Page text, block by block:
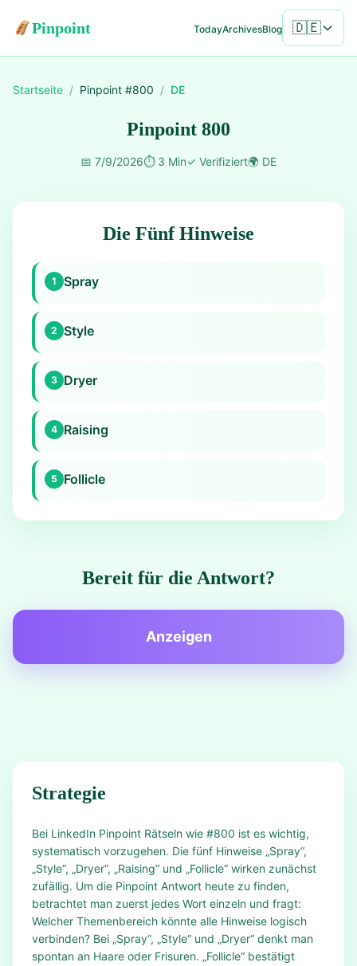
Pinpoint TodayArchivesBlog 🇩🇪
Startseite / Pinpoint #800 / DE
Pinpoint 800
📅 7/9/2026⏱️ 3 Min✓ Verifiziert🌍 DE
Die Fünf Hinweise
1 Spray
2 Style
3 Dryer
4 Raising
5 Follicle
Bereit für die Antwort?
Anzeigen
Strategie
Bei LinkedIn Pinpoint Rätseln wie #800 ist es wichtig,
systematisch vorzugehen. Die fünf Hinweise „Spray“,
„Style“, „Dryer“, „Raising“ und „Follicle“ wirken zunächst
zufällig. Um die Pinpoint Antwort heute zu finden,
betrachtet man zuerst jedes Wort einzeln und fragt:
Welcher Themenbereich könnte alle Hinweise logisch
verbinden? Bei „Spray“, „Style“ und „Dryer“ denkt man
spontan an Haare oder Frisuren. „Follicle“ bestätigt